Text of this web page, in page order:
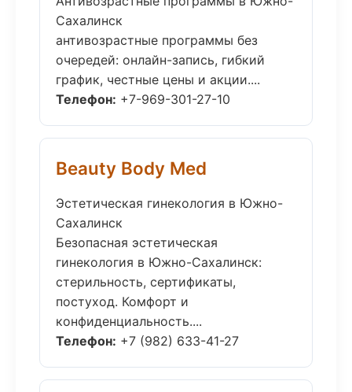
Сахалинск
антивозрастные программы без
очередей: онлайн-запись, гибкий
график, честные цены и акции....
Телефон: +7-969-301-27-10
Beauty Body Med
Эстетическая гинекология в Южно-
Сахалинск
Безопасная эстетическая
гинекология в Южно-Сахалинск:
стерильность, сертификаты,
постуход. Комфорт и
конфиденциальность....
Телефон: +7 (982) 633-41-27